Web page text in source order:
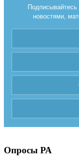
Подписывайтесь
новостями,
Опросы РА